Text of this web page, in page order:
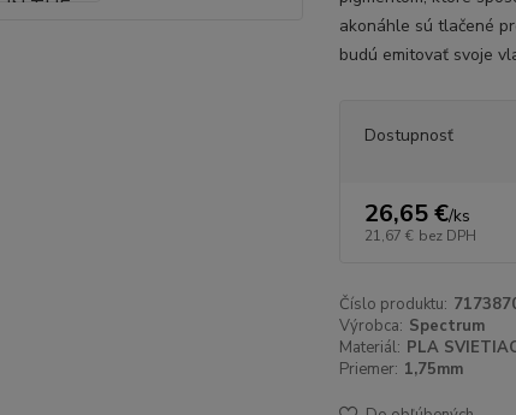
akonáhle sú tlačené
budú emitovať svoje
Dostupnosť
26,65 €/ks
21,67 € bez DPH
Číslo produktu:
Výrobca: Spectrum
Materiál: PLA
Priemer: 1,75mm